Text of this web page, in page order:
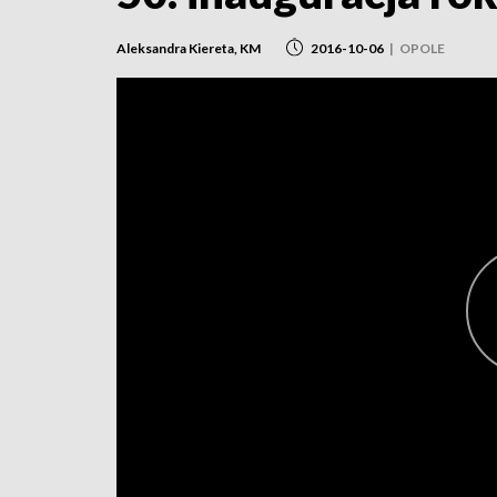
Aleksandra Kiereta, KM 2016-10-06 | OPOLE